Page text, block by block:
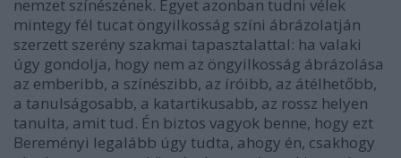
nemzet színészének. Egyet azonban tudni vélek
mintegy fél tucat öngyilkosság színi ábrázolatján
szerzett szerény szakmai tapasztalattal: ha valaki
úgy gondolja, hogy nem az öngyilkosság ábrázolása
az emberibb, a színészibb, az íróibb, az átélhetőbb,
a tanulságosabb, a katartikusabb, az rossz helyen
tanulta, amit tud. Én biztos vagyok benne, hogy ezt
Bereményi legalább úgy tudta, ahogy én, csakhogy